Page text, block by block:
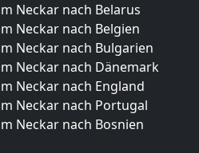
Neckar nach Belarus
Neckar nach Belgien
Neckar nach Bulgarien
Neckar nach Dänemark
Neckar nach England
Neckar nach Portugal
Neckar nach Bosnien